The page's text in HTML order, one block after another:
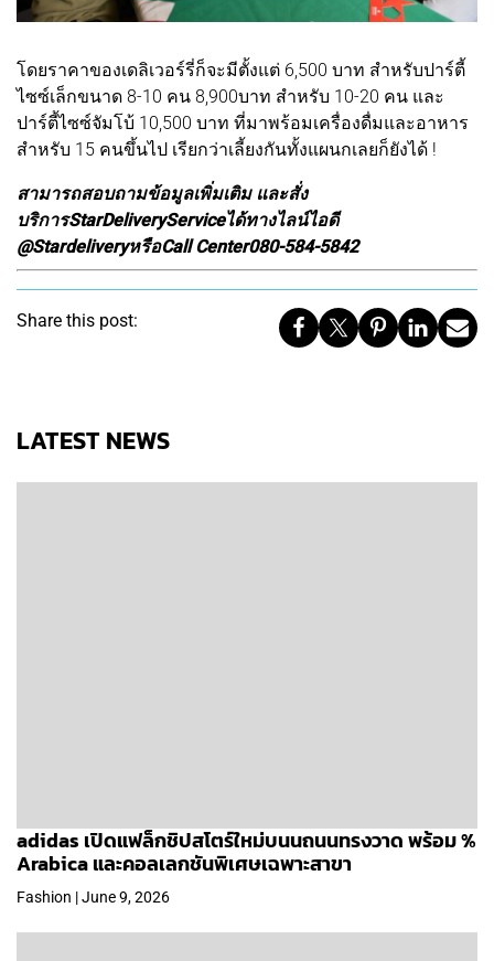
โดยราคาของเดลิเวอร์รี่ก็จะมีตั้งแต่ 6,500 บาท สำหรับปาร์ตี้
ไซซ์เล็กขนาด 8-10 คน 8,900บาท สำหรับ 10-20 คน และ
ปาร์ตี้ไซซ์จัมโบ้ 10,500 บาท ที่มาพร้อมเครื่องดื่มและอาหาร
สำหรับ 15 คนขึ้นไป เรียกว่าเลี้ยงกันทั้งแผนกเลยก็ยังได้ !
สามารถสอบถามข้อมูลเพิ่มเติม และสั่ง
บริการStarDeliveryServiceได้ทางไลน์ไอดี
@StardeliveryหรือCall Center080-584-5842
Share this post:
LATEST NEWS
adidas เปิดแฟล็กชิปสโตร์ใหม่บนนถนนทรงวาด พร้อม %
Arabica และคอลเลกชันพิเศษเฉพาะสาขา
Fashion | June 9, 2026